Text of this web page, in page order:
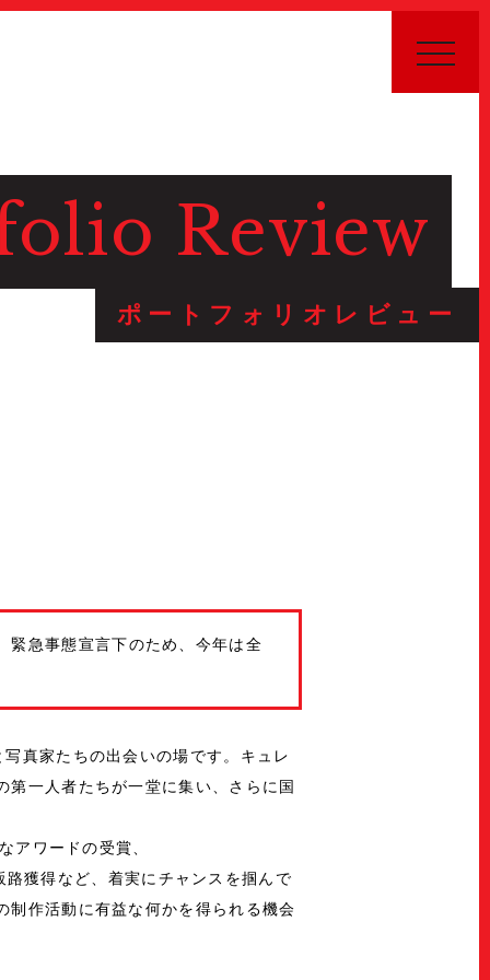
Review
ポートフォリオレビュー
急事態宣言下のため、今年は全
真家たちの出会いの場です。キュレ
一人者たちが一堂に集い、さらに国
ワードの受賞、
獲得など、着実にチャンスを掴んで
制作活動に有益な何かを得られる機会
Public Relations
Stories 特集記事
Contact お問い合わせ